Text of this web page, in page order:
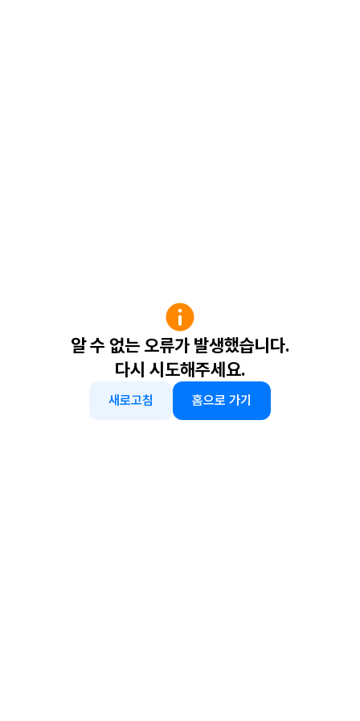
알 수 없는 오류가 발생했습니다.
다시 시도해주세요.
새로고침 홈으로 가기